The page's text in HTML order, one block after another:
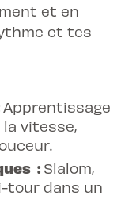
et en
et tes
Apprentissage
la vitesse,
: Slalom,
tour dans un